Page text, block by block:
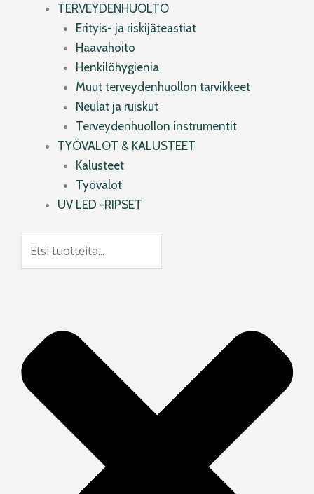
TERVEYDENHUOLTO
Erityis- ja riskijäteastiat
Haavahoito
Henkilöhygienia
Muut terveydenhuollon tarvikkeet
Neulat ja ruiskut
Terveydenhuollon instrumentit
TYÖVALOT & KALUSTEET
Kalusteet
Työvalot
UV LED -RIPSET